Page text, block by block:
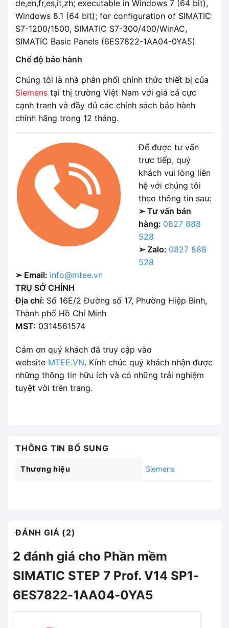
de,en,fr,es,it,zh; executable in Windows 7 (64 bit),
Windows 8.1 (64 bit); for configuration of SIMATIC
S7-1200/1500, SIMATIC S7-300/400/WinAC,
SIMATIC Basic Panels (6ES7822-1AA04-0YA5)
Chế độ bảo hành
Chúng tôi là nhà phân phối chính thức thiết bị của
Siemens tại thị trường Việt Nam với giá cả cực
cạnh tranh và đầy đủ các chính sách bảo hành
chính hãng trong 12 tháng.
Để được tư vấn
trực tiếp, quý
khách vui lòng liên
hệ với chúng tôi
theo thông tin sau:
➢ Tư vấn bán
hàng: 0827 888
528
➢ Zalo: 0827 888
528
➢ Email: info@mtee.vn
TRỤ SỞ CHÍNH
Địa chỉ: Số 16E/2 Đường số 17, Phường Hiệp Bình,
Thành phố Hồ Chí Minh
MST: 0314561574
Cảm ơn quý khách đã truy cập vào
website MTEE.VN. Kính chúc quý khách nhận được
những thông tin hữu ích và có những trải nghiệm
tuyệt vời trên trang.
THÔNG TIN BỔ SUNG
Thương hiệu Siemens
ĐÁNH GIÁ (2)
2 đánh giá cho Phần mềm
SIMATIC STEP 7 Prof. V14 SP1-
6ES7822-1AA04-0YA5